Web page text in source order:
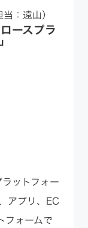
当：遠山）
ースプラ
ットフォー
アプリ、EC
フォームで